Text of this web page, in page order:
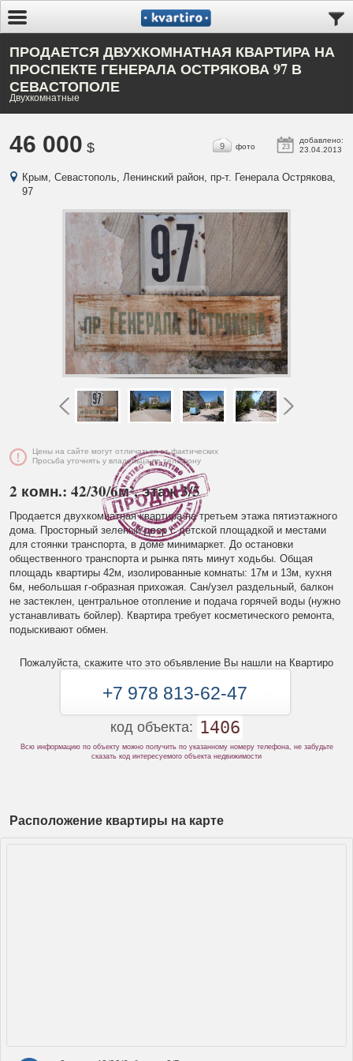
ПРОДАЕТСЯ ДВУХКОМНАТНАЯ КВАРТИРА НА
ПРОСПЕКТЕ ГЕНЕРАЛА ОСТРЯКОВА 97 В
СЕВАСТОПОЛЕ
Двухкомнатные
46 000 $ 23
добавлено:
23.04.2013
9 фото
Крым, Севастополь, Ленинский район, пр-т. Генерала Острякова,
97
Цены на сайте могут отличаться от фактических
Просьба уточнять у владельца по телефону
2 комн.: 42/30/6м², этаж 3/5
Продается двухкомнатная квартира на третьем этажа пятиэтажного
дома. Просторный зеленый двор с детской площадкой и местами
для стоянки транспорта, в доме минимаркет. До остановки
общественного транспорта и рынка пять минут ходьбы. Общая
площадь квартиры 42м, изолированные комнаты: 17м и 13м, кухня
6м, небольшая г-образная прихожая. Сан/узел раздельный, балкон
не застеклен, центральное отопление и подача горячей воды (нужно
устанавливать бойлер). Квартира требует косметического ремонта,
подыскивают обмен.
Пожалуйста, скажите что это объявление Вы нашли на Квартиро
+7 978 813-62-47
код объекта: 1406
Всю информацию по объекту можно получить по указанному номеру телефона, не забудьте
сказать код интересуемого объекта недвижимости
Расположение квартиры на карте